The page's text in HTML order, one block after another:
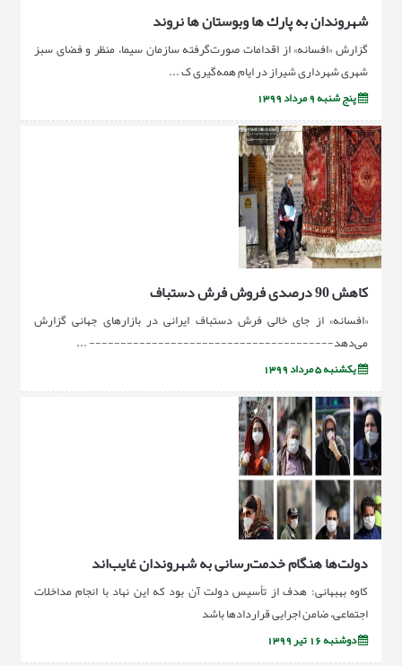
شهروندان به پارك ها وبوستان ها نروند
گزارش «افسانه» از اقدامات صورت‌گرفته سازمان سیما، منظر و فضای سبز
شهری شهرداری شیراز در ایام همه‌گیری ک ...
پنج شنبه 9 مرداد 1399
کاهش 90 درصدی فروش فرش دستباف
«افسانه» از جای خالی فرش دستباف ایرانی در بازارهای جهانی گزارش
می‌دهد--------------------------------------- ...
یکشنبه 5 مرداد 1399
دولت‌ها هنگام خدمت‌رسانی به شهروندان غایب‌اند
کاوه بهبهانی: هدف از تأسیس دولت آن بود که این نهاد با انجام مداخلات
اجتماعی، ضامن اجرایی قراردادها باشد
دوشنبه 16 تیر 1399